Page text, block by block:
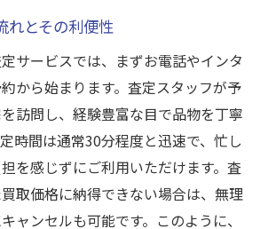
れとその利便性
サービスでは、まずお電話やインタ
から始まります。査定スタッフが予
訪問し、経験豊富な目で品物を丁寧
時間は通常30分程度と迅速で、忙し
を感じずにご利用いただけます。査
取価格に納得できない場合は、無理
ャンセルも可能です。このように、